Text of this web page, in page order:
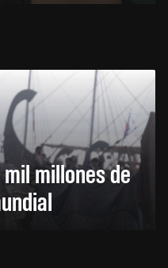
millones de